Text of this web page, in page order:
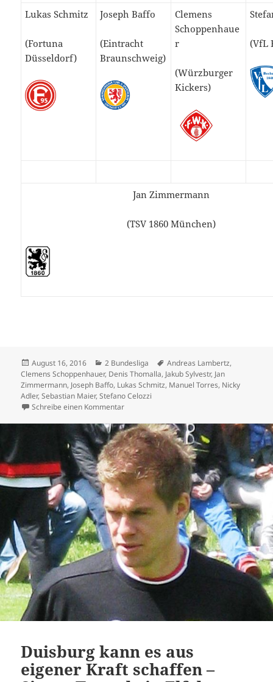
Lukas Schmitz
(Fortuna
Düsseldorf)
Joseph Baffo
(Eintracht
Braunschweig)
Clemens
Schoppenhaue
r
(Würzburger
Kickers)
(VfL
Jan Zimmermann
(TSV 1860 München)
Veröffentlicht
am
August 16, 2016 Kategorien
2 Bundesliga Schlagwörter
Andreas Lambertz,
Clemens Schoppenhauer, Denis Thomalla, Jakub Sylvestr, Jan
Zimmermann, Joseph Baffo, Lukas Schmitz, Manuel Torres, Nicky
Adler,Sebastian Maier,Stefano Celozzi
Schreibe einen Kommentarzu Erzgebirge Aue neu in der Top 40 –
Duisburg kann es aus
eigener Kraft schaffen –